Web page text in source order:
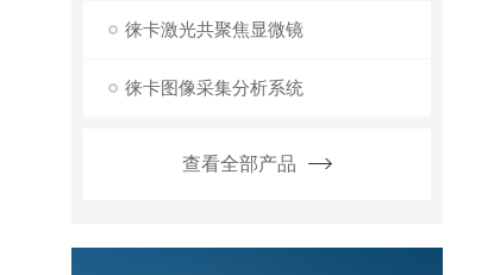
徕卡激光共聚焦显微镜
徕卡图像采集分析系统
查看全部产品